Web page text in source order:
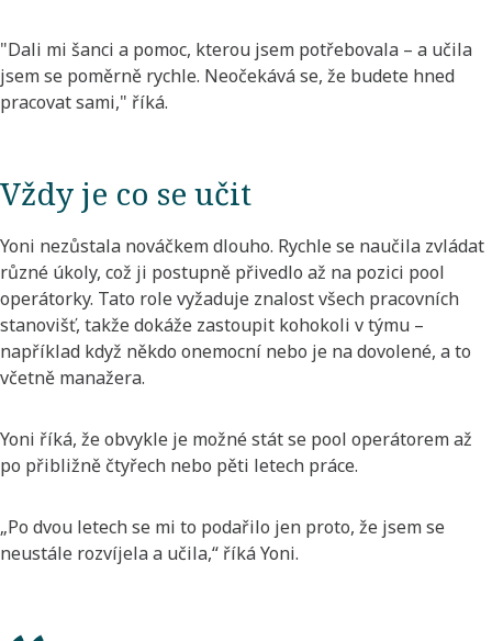
"Dali mi šanci a pomoc, kterou jsem potřebovala – a učila
jsem se poměrně rychle. Neočekává se, že budete hned
pracovat sami," říká.
Vždy je co se učit
Yoni nezůstala nováčkem dlouho. Rychle se naučila zvládat
různé úkoly, což ji postupně přivedlo až na pozici pool
operátorky. Tato role vyžaduje znalost všech pracovních
stanovišť, takže dokáže zastoupit kohokoli v týmu –
například když někdo onemocní nebo je na dovolené, a to
včetně manažera.
Yoni říká, že obvykle je možné stát se pool operátorem až
po přibližně čtyřech nebo pěti letech práce.
„Po dvou letech se mi to podařilo jen proto, že jsem se
neustále rozvíjela a učila,“ říká Yoni.